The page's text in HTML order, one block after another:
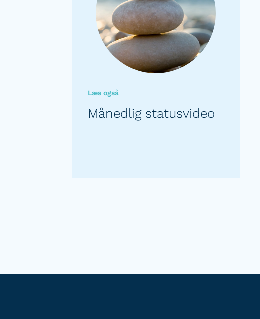
Læs også
Månedlig statusvideo